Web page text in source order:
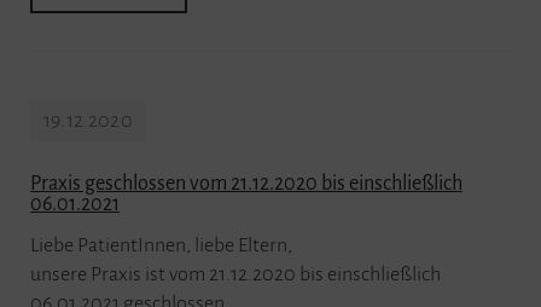
19.12.2020
Praxis geschlossen vom 21.12.2020 bis einschließlich
06.01.2021
Liebe PatientInnen, liebe Eltern,
unsere Praxis ist vom 21.12.2020 bis einschließlich